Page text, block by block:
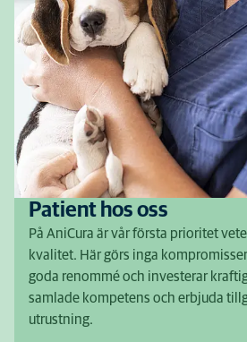
Patient hos oss
På AniCura är vår första prioritet
kvalitet. Här görs inga
goda renommé och investerar
samlade kompetens och erbjuda
utrustning.